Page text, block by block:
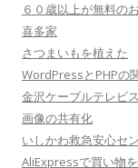
６０歳以上が無料の
喜多家
さつまいもを植えた
WordPressとPHPの
金沢ケーブルテレビ
画像の共有化
いしかわ救急安心セ
AliExpressで買い物